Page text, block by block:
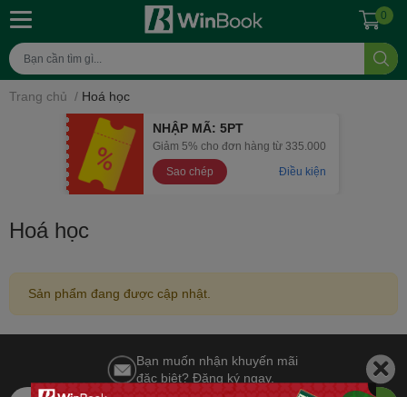
0
Trang chủ / Hoá học
NHẬP MÃ: 5PT
Giảm 5% cho đơn hàng từ 335.000
Sao chép
Điều kiện
Hoá học
Sản phẩm đang được cập nhật.
Bạn muốn nhận khuyến mãi
đặc biệt? Đăng ký ngay.